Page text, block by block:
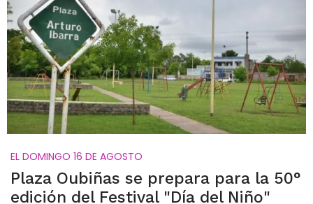
EL DOMINGO 16 DE AGOSTO
Plaza Oubiñas se prepara para la 50°
edición del Festival "Día del Niño"